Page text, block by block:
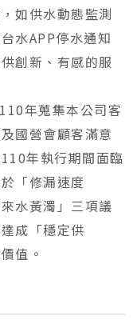
如供水動態監測
水APP停水通知
創新、有感的服
年蒐集本公司客
國營會顧客滿意
年執行期間面臨
「修漏速度
水黃濁」三項議
成「穩定供
值。